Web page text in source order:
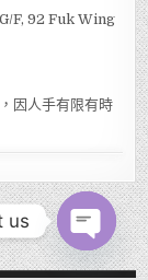
F, 92 Fuk Wing
因人手有限有時
us
OPEN
CHATY